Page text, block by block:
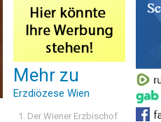
Mehr zu
Erzdiözese Wien
Der Wiener Erzbischof